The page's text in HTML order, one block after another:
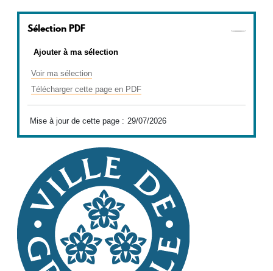
Sélection PDF
Ajouter à ma sélection
Voir ma sélection
Télécharger cette page en PDF
Mise à jour de cette page : 29/07/2026